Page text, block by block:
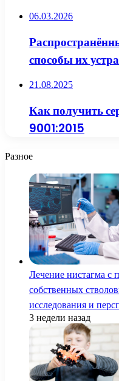
06.03.2026
способы их
21.08.2025
Как получить
9001:2015
Разное
Лечение нистагма с
собственных
исследования и
3 недели назад